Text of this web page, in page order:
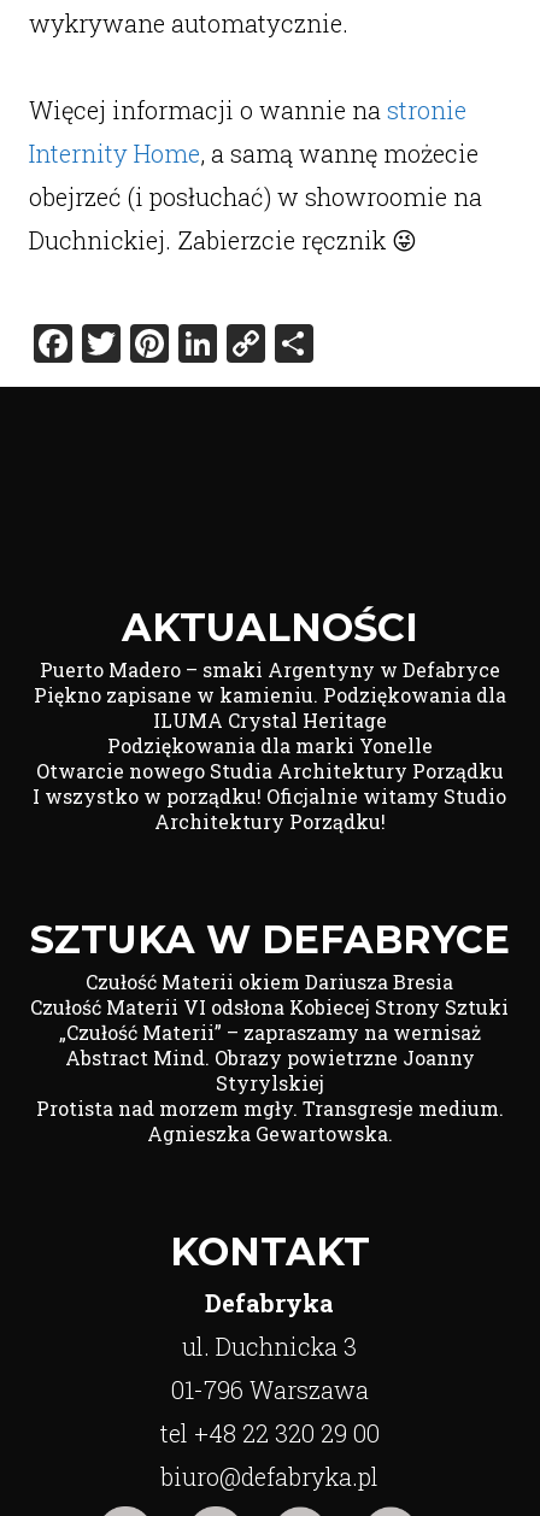
wykrywane automatycznie.
Więcej informacji o wannie na stronie
Internity Home, a samą wannę możecie
obejrzeć (i posłuchać) w showroomie na
Duchnickiej. Zabierzcie ręcznik 😜
Facebook
Twitter
Pinterest
LinkedIn
Copy
Link
Share
AKTUALNOŚCI
Puerto Madero – smaki Argentyny w Defabryce
Piękno zapisane w kamieniu. Podziękowania dla
ILUMA Crystal Heritage
Podziękowania dla marki Yonelle
Otwarcie nowego Studia Architektury Porządku
I wszystko w porządku! Oficjalnie witamy Studio
Architektury Porządku!
SZTUKA W DEFABRYCE
Czułość Materii okiem Dariusza Bresia
Czułość Materii VI odsłona Kobiecej Strony Sztuki
„Czułość Materii” – zapraszamy na wernisaż
Abstract Mind. Obrazy powietrzne Joanny
Styrylskiej
Protista nad morzem mgły. Transgresje medium.
Agnieszka Gewartowska.
KONTAKT
Defabryka
ul. Duchnicka 3
01-796 Warszawa
tel +48 22 320 29 00
biuro@defabryka.pl